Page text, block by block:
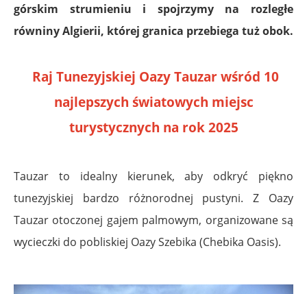
górskim strumieniu i spojrzymy na rozległe
równiny Algierii, której granica przebiega tuż obok.
Raj Tunezyjskiej Oazy Tauzar wśród 10
najlepszych światowych miejsc
turystycznych na rok 2025
Tauzar to idealny kierunek, aby odkryć piękno
tunezyjskiej bardzo różnorodnej pustyni. Z Oazy
Tauzar otoczonej gajem palmowym, organizowane są
wycieczki do pobliskiej Oazy Szebika (Chebika Oasis).